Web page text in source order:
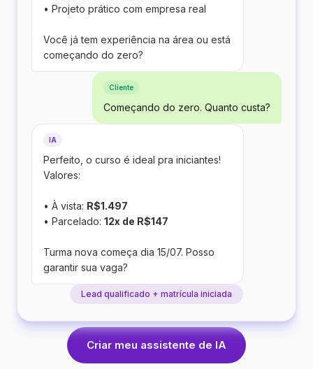
• Projeto prático com empresa real
Você já tem experiência na área ou está
começando do zero?
Cliente
Começando do zero. Quanto custa?
IA
Perfeito, o curso é ideal pra iniciantes!
Valores:
• À vista: R$1.497
• Parcelado: 12x de R$147
Turma nova começa dia 15/07. Posso
garantir sua vaga?
Lead qualificado + matrícula iniciada
Criar meu assistente de IA